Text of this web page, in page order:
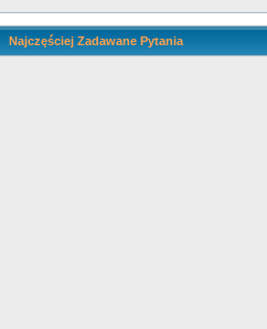
Najczęściej Zadawane Pytania